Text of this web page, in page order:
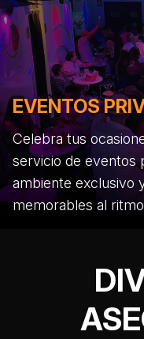
EVENTOS
Celebra tus
servicio de eventos
ambiente exclusivo
memorables al